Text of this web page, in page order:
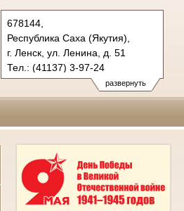
развернуть
678144,
Республика Саха (Якутия),
г. Ленск, ул. Ленина, д. 51
Тел.: (41137) 3-97-24
lensk.jak@sudrf.ru